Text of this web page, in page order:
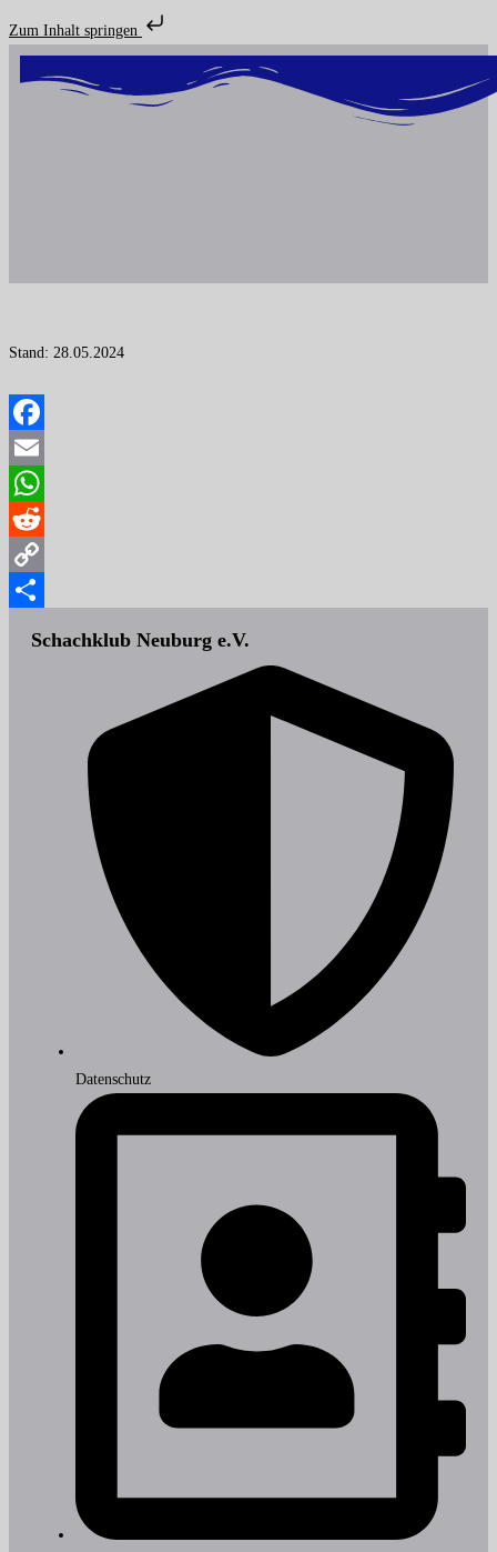
Zum Inhalt springen
Stand: 28.05.2024
Facebook
Email
WhatsApp
Reddit
Copy
Schachklub Neuburg e.V.
Datenschutz